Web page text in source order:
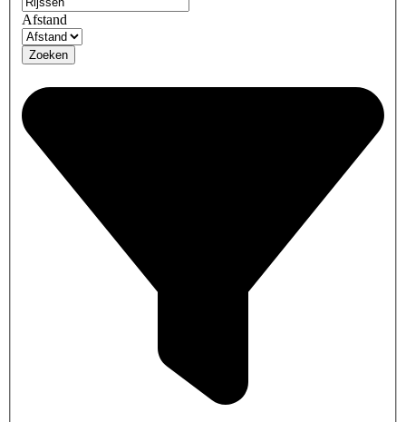
Afstand
Zoeken